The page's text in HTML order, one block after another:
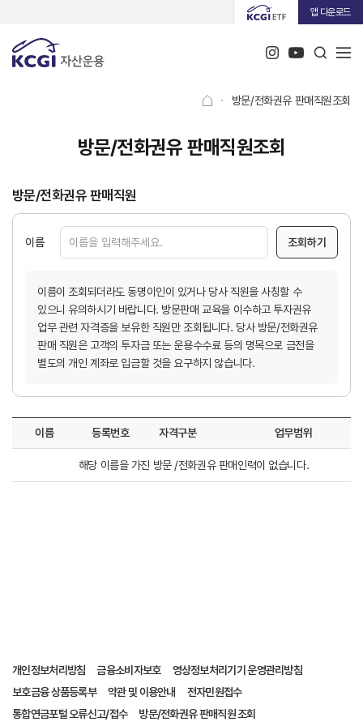
앱 다운로드
· 방문/전화권유 판매직원조회
방문/전화권유 판매직원조회
방문/전화권유 판매직원
이름
이름이 조회되더라도 동명이인이 있거나 당사 직원을 사칭할 수
있으니 유의하시기 바랍니다. 방문판매 교육을 이수하고 투자권유
업무 관련 자격증을 보유한 직원만 조회됩니다. 당사 방문/전화권유
판매 직원은 고객의 투자금 또는 운용수수료 등의 명목으로 금전을
별도의 개인 계좌로 입금할 것을 요구하지 않습니다.
이름 등록번호 자격구분 업무범위
해당 이름을 가진 방문 /전화권유 판매인력이 없습니다.
개인정보처리방침 금융소비자보호
영상정보처리기기 운영관리방침
보호금융 상품등록부
약관 및 이용안내
전자민원접수
통합연금포털 오류신고/접수
방문/전화권유 판매직원 조회